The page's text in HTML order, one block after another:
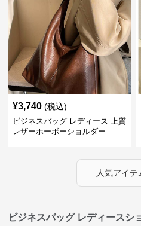
¥3,740 (税込)
ビジネスバッグ レディース 上質
レザーホーボーショルダー
人気アイテ
ビジネスバッグ レディースシ